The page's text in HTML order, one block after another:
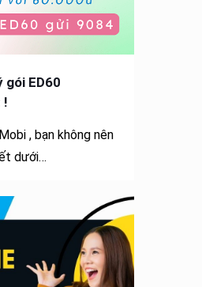
gói ED60
!
, bạn không nên
dưới…